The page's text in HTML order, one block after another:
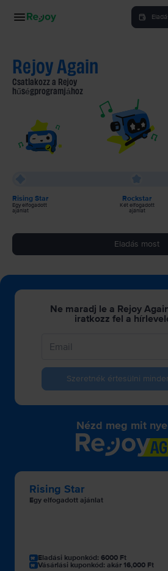
Rejoy Again
Csatlakozz a Rejoy
hűségprogramjához
Rising Star
Egy elfogadott
ajánlat
Rockstar
Két elfogadott
ajánlat
Eladás most
Ne maradj le a Rejoy
iratkozz fel a
Szeretnék értesülni
Nézd meg mit
Rising Star
Egy elfogadott ajánlat
Eladási kuponkód: 6000 Ft
Vásárlási kuponkód: akár 16,000 Ft